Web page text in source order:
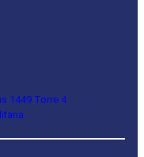
1449 Torre 4